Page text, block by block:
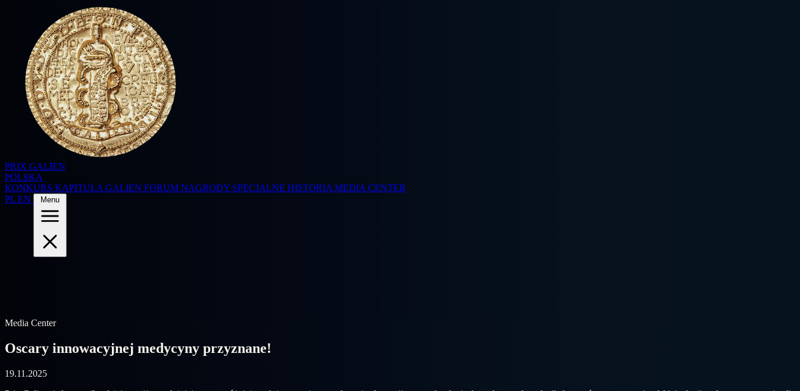
PRIX GALIEN
POLSKA
KONKURS KAPITUŁA GALIEN FORUM NAGRODY SPECJALNE HISTORIA MEDIA CENTER
PL EN Menu
Media Center
Oscary innowacyjnej medycyny przyznane!
19.11.2025